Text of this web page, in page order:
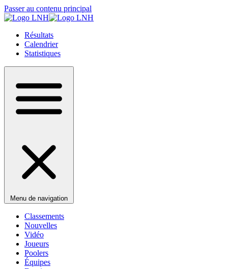
Passer au contenu principal
Résultats
Calendrier
Statistiques
Menu de navigation
Classements
Nouvelles
Vidéo
Joueurs
Poolers
Équipes